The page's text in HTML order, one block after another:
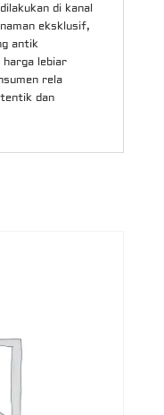
di kanal
eksklusif,
antik
harga lebiar
rela
dan